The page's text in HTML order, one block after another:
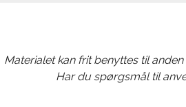
Materialet kan frit benyttes til
Har du spørgsmål til